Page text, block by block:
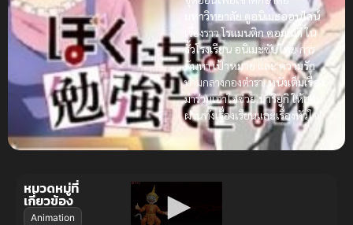
มหาวิทยาลัย ดูอนิเมะออนไลน์
เรื่องราวโรแมนติก คอมเมดี้ใน
รั้วโรงเรียน อนิเมะซับไทยการ
ค้นหาเป้าหมาย และ ความรัก
ท่ามกลางกองตำรา.หนังเต็มเรื่อง
มาร่วมเอาใจช่วยนาริยูกิให้สอบ
ผ่านทั้งเรื่องเรียนและเรื่องหัวใจ!
หมวดหมู่ที่
เกี่ยวข้อง
Animation